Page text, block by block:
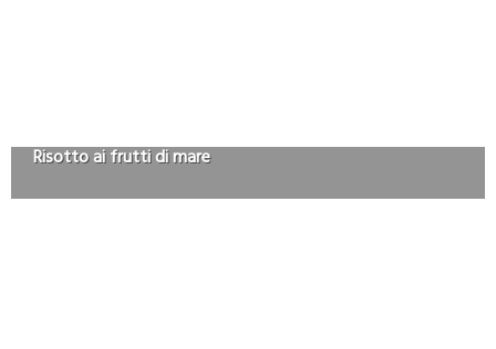
Risotto ai frutti di mare